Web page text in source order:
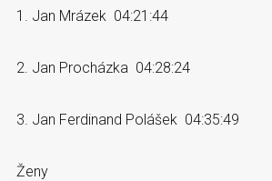
1. Jan Mrázek 04:21:44
2. Jan Procházka 04:28:24
3. Jan Ferdinand Polášek 04:35:49
Ženy